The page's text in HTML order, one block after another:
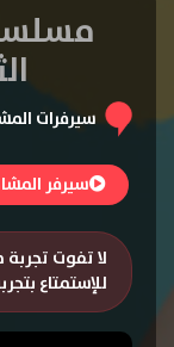
سيرفرات
سيرفر
لا تفوت تجربة
للإستمتاع